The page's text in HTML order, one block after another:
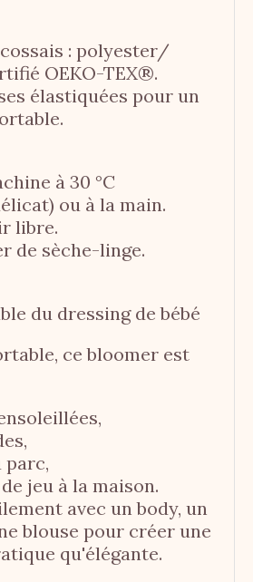
: polyester/
OEKO-TEX®.
élastiquées pour un
à 30 °C
ou à la main.
libre.
de sèche-linge.
du dressing de bébé
ce bloomer est
parc,
jeu à la maison.
avec un body, un
blouse pour créer une
qu'élégante.